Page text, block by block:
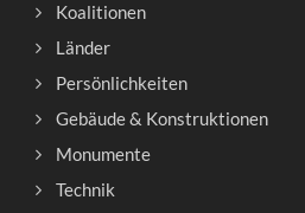
Koalitionen
Länder
Persönlichkeiten
Gebäude & Konstruktionen
Monumente
Technik